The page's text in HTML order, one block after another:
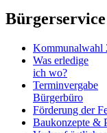
Kommunalwahl
Was erledige
ich wo?
Terminvergabe
Bürgerbüro
Förderung der
Baukonzepte &